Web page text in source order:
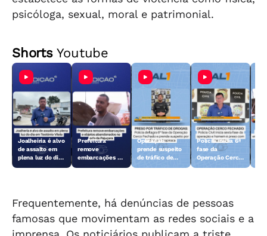
psicóloga, sexual, moral e patrimonial.
ShortsYoutube
Joalheiria é alvo
de assalto em
plena luz do dia
Prefeitura
remove
embarcações e
Operação
prende suspeito
de tráfico de
Polícia inicia 6ª
fase da
Operação Cerco
Frequentemente, há denúncias de pessoas
famosas que movimentam as redes sociais e a